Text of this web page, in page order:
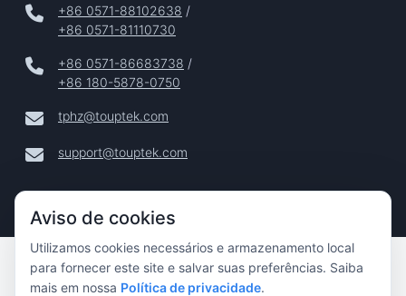
+86 0571-88102638 /
+86 0571-81110730
+86 0571-86683738 /
+86 180-5878-0750
tphz@touptek.com
support@touptek.com
Copyright © 2024–2026 Hangzhou ToupTek Photonics Co.,
Ltd. Todos Os Direitos Reservados |
Aviso de cookies
Utilizamos cookies necessários e armazenamento local
para fornecer este site e salvar suas preferências. Saiba
mais em nossa Política de privacidade.